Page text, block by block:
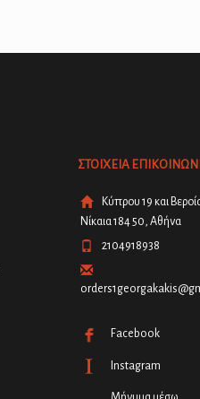
ΣΤΟΙΧΕΙΑ
Κύπρου 19 και
Νίκαια 184 50, Αθήνα
2104918938
Facebook
Instagram